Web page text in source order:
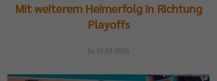
Mit weiterem Heimerfolg in Richtung
Playoffs
Sa 15.03.2025